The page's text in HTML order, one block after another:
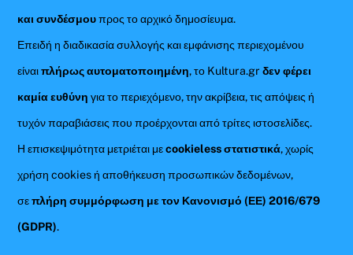
και συνδέσμουπρος το αρχικό δημοσίευμα.
Επειδή η διαδικασία συλλογής και εμφάνισης περιεχομένου
είναιπλήρως αυτοματοποιημένη, το Kultura.grδεν φέρει
καμία ευθύνη για το περιεχόμενο, την ακρίβεια, τις απόψεις ή
τυχόν παραβιάσεις που προέρχονται από τρίτες ιστοσελίδες.
Η επισκεψιμότητα μετριέται μεcookieless στατιστικά, χωρίς
χρήση cookies ή αποθήκευση προσωπικών δεδομένων,
σεπλήρη συμμόρφωση με τον Κανονισμό (ΕΕ) 2016/679
(GDPR).